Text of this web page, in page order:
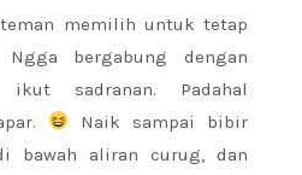
teman memilih untuk tetap
bergabung dengan
ikut sadranan. Padahal
Naik sampai bibir
bawah aliran curug, dan